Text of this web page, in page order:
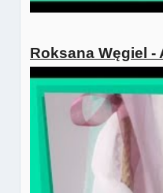
Roksana Węgiel -